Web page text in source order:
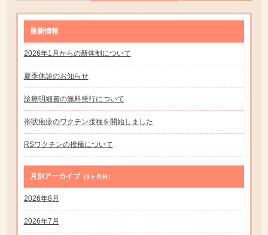
最新情報
2026年1月からの新体制について
夏季休診のお知らせ
診療明細書の無料発行について
帯状疱疹のワクチン接種を開始しました
RSワクチンの接種について
月別アーカイブ（3ヶ月分）
2026年8月
2026年7月